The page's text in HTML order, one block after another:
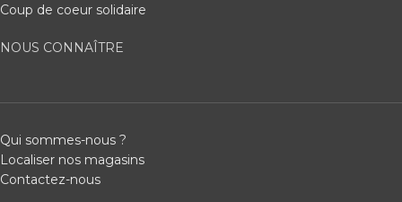
Coup de coeur solidaire
NOUS CONNAÎTRE
Qui sommes-nous ?
Localiser nos magasins
Contactez-nous